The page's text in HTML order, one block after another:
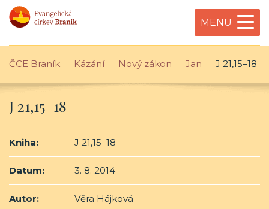
MENU
ČCE Braník Kázání Nový zákon Jan J 21,15–18
J 21,15–18
Kniha: J 21,15–18
Datum: 3. 8. 2014
Autor: Věra Hájková